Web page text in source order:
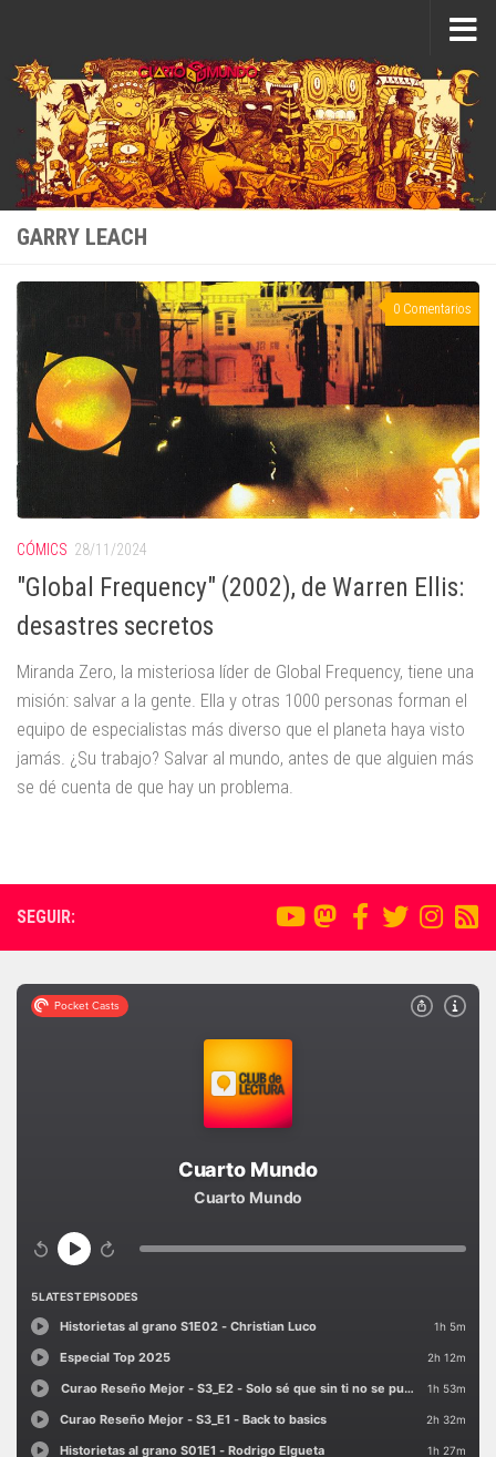
GARRY LEACH
0 Comentarios
CÓMICS 28/11/2024
"Global Frequency" (2002), de Warren Ellis:
desastres secretos
Miranda Zero, la misteriosa líder de Global Frequency, tiene una
misión: salvar a la gente. Ella y otras 1000 personas forman el
equipo de especialistas más diverso que el planeta haya visto
jamás. ¿Su trabajo? Salvar al mundo, antes de que alguien más
se dé cuenta de que hay un problema.
SEGUIR: